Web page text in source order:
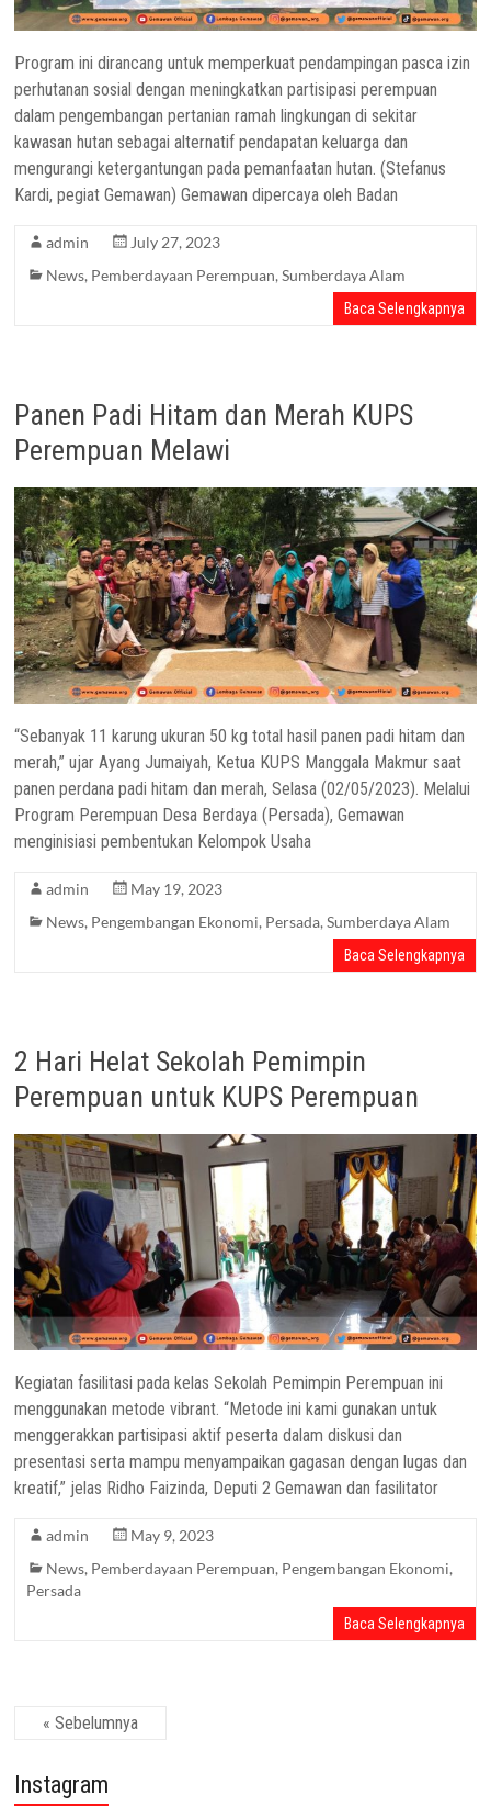
Program ini dirancang untuk memperkuat pendampingan pasca izin
perhutanan sosial dengan meningkatkan partisipasi perempuan
dalam pengembangan pertanian ramah lingkungan di sekitar
kawasan hutan sebagai alternatif pendapatan keluarga dan
mengurangi ketergantungan pada pemanfaatan hutan. (Stefanus
Kardi, pegiat Gemawan) Gemawan dipercaya oleh Badan
admin
July 27, 2023
News, Pemberdayaan Perempuan,Sumberdaya Alam
Baca Selengkapnya
Panen Padi Hitam dan Merah KUPS
Perempuan Melawi
“Sebanyak 11 karung ukuran 50 kg total hasil panen padi hitam dan
merah,” ujar Ayang Jumaiyah, Ketua KUPS Manggala Makmur saat
panen perdana padi hitam dan merah, Selasa (02/05/2023). Melalui
Program Perempuan Desa Berdaya (Persada), Gemawan
menginisiasi pembentukan Kelompok Usaha
admin
May 19, 2023
News, Pengembangan Ekonomi, Persada,Sumberdaya Alam
Baca Selengkapnya
2 Hari Helat Sekolah Pemimpin
Perempuan untuk KUPS Perempuan
Kegiatan fasilitasi pada kelas Sekolah Pemimpin Perempuan ini
menggunakan metode vibrant. “Metode ini kami gunakan untuk
menggerakkan partisipasi aktif peserta dalam diskusi dan
presentasi serta mampu menyampaikan gagasan dengan lugas dan
kreatif,” jelas Ridho Faizinda, Deputi 2 Gemawan dan fasilitator
admin
May 9, 2023
News, Pemberdayaan Perempuan, Pengembangan Ekonomi,
Persada
Baca Selengkapnya
« Sebelumnya
Instagram